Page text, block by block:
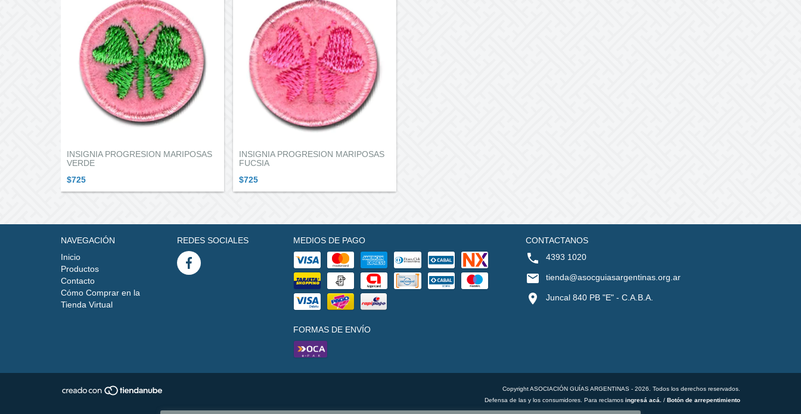
INSIGNIA PROGRESION MARIPOSAS
VERDE
$725
INSIGNIA PROGRESION MARIPOSAS
FUCSIA
$725
NAVEGACIÓN
Inicio
Productos
Contacto
Cómo Comprar en la
Tienda Virtual
REDES SOCIALES MEDIOS DE PAGO
FORMAS DE ENVÍO
CONTACTANOS
4393 1020
tienda@asocguiasargentinas.org.ar
Juncal 840 PB "E" - C.A.B.A.
Copyright ASOCIACIÓN GUÍAS ARGENTINAS - 2026. Todos los derechos reservados.
Defensa de las y los consumidores. Para reclamos ingresá acá. / Botón de arrepentimiento